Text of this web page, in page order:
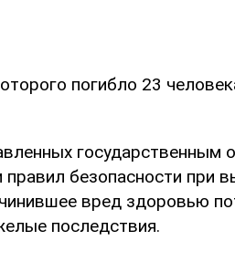
погибло 23
государственным
безопасности при
вред здоровью
последствия.